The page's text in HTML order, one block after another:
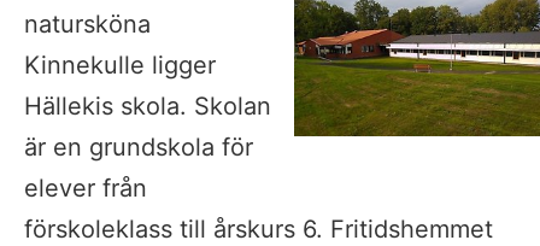
natursköna
Kinnekulle ligger
Hällekis skola. Skolan
är en grundskola för
elever från
förskoleklass till årskurs 6. Fritidshemmet